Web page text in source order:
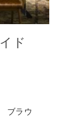
ド
ブラウ